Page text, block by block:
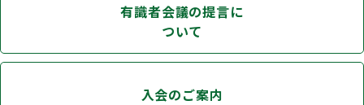
有識者会議の提言に
ついて
入会のご案内